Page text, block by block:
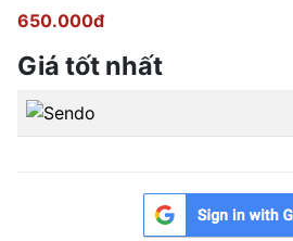
650.000đ
Giá tốt nhất